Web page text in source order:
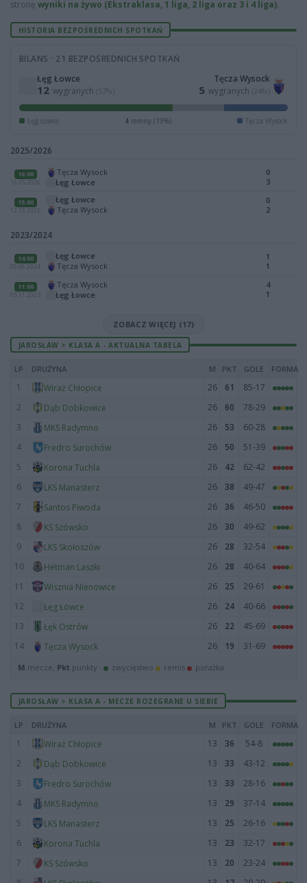
stronę wyniki na żywo (Ekstraklasa, 1 liga, 2 liga oraz 3 i 4 liga).
HISTORIA BEZPOŚREDNICH SPOTKAŃ
BILANS · 21 BEZPOŚREDNICH SPOTKAŃ
Łęg Łowce
12 wygranych (57%)
Tęcza Wysock
5 wygranych (24%)
Łęg Łowce 4 remisy (19%) Tęcza Wysock
2025/2026
16:00
16.05.2026
Tęcza Wysock
Łęg Łowce
0
3
15:00
12.10.2025
Łęg Łowce
Tęcza Wysock
0
2
2023/2024
14:00
09.06.2024
Łęg Łowce
Tęcza Wysock
1
1
11:00
05.11.2023
Tęcza Wysock
Łęg Łowce
4
1
ZOBACZ WIĘCEJ (17)
JAROSŁAW > KLASA A - AKTUALNA TABELA
LP DRUŻYNA M PKT GOLE FORMA
1 Wiraż Chłopice 26 61
85-17
2
Dąb Dobkowice 26 60
78-29
3
MKS Radymno 26 53
60-28
4
Fredro Surochów 26 50
51-39
5
Korona Tuchla 26 42
62-42
6
LKS Manasterz 26 38
49-47
7
Santos Piwoda 26 36
46-50
8
KS Szówsko 26 30
49-62
9
LKS Skołoszów 26 28
32-54
10
Hetman Laszki 26 28
40-64
11
Wisznia Nienowice 26 25
29-61
12
Łęg Łowce 26 24
40-66
13
Łęk Ostrów 26 22
45-69
14
Tęcza Wysock 26 19 31-69
M mecze, Pkt punkty · zwycięstwo remis porażka
JAROSŁAW > KLASA A - MECZE ROZEGRANE U SIEBIE
LP DRUŻYNA M PKT GOLE FORMA
1 Wiraż Chłopice 13 36
54-8
2
Dąb Dobkowice 13 33
43-12
3
Fredro Surochów 13 33
28-16
4
MKS Radymno 13 29
37-14
5
LKS Manasterz 13 25
26-16
6
Korona Tuchla 13 23
32-17
7
KS Szówsko 13 20
23-24